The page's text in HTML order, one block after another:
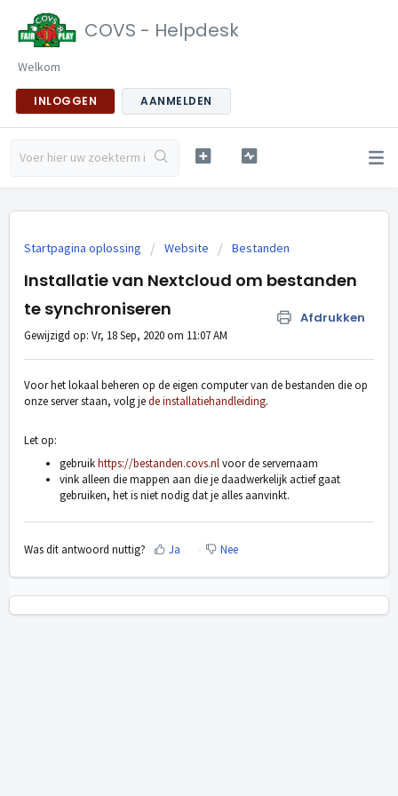
COVS - Helpdesk
Welkom
INLOGGEN AANMELDEN
Startpagina oplossing Website Bestanden
Installatie van Nextcloud om bestanden
te synchroniseren
Afdrukken
Gewijzigd op: Vr, 18 Sep, 2020 om 11:07 AM
Voor het lokaal beheren op de eigen computer van de bestanden die op
onze server staan, volg jede installatiehandleiding.
Let op:
gebruikhttps://bestanden.covs.nlvoor de servernaam
vink alleen die mappen aan die je daadwerkelijk actief gaat
gebruiken, het is niet nodig dat je alles aanvinkt.
Was dit antwoord nuttig? Ja Nee